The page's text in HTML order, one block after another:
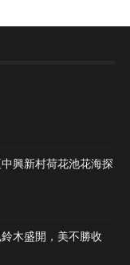
興新村荷花池花海探
木盛開，美不勝收